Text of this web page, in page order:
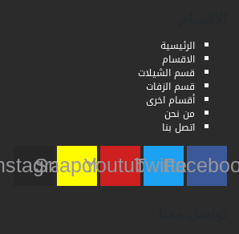
الرئيسية
الاقسام
قسم الشيلات
قسم الزفات
أقسام اخرى
من نحن
اتصل بنا
Twitter
Youtube
Snapchat
Instagram